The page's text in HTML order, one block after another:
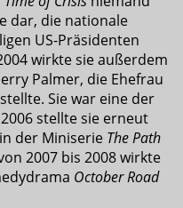
dar, die nationale
US-Präsidenten
wirkte sie außerdem
Palmer, die Ehefrau
Sie war eine der
stellte sie erneut
der Miniserie The Path
2007 bis 2008 wirkte
October Road